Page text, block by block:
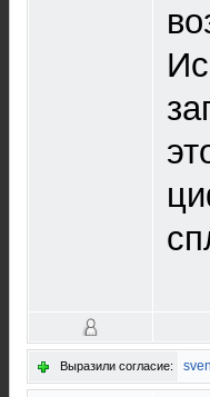
Выразили согласие: sven